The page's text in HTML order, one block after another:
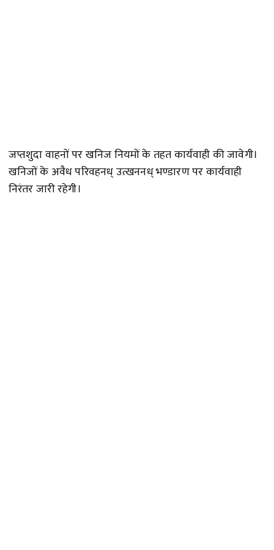
जप्तशुदा वाहनों पर खनिज नियमों के तहत कार्यवाही की जावेगी।
खनिजों के अवैध परिवहनध् उत्खननध् भण्डारण पर कार्यवाही
निरंतर जारी रहेगी।